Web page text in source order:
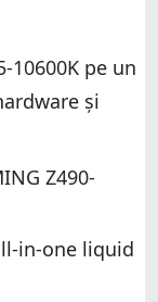
pe un
și
Z490-
in-one liquid